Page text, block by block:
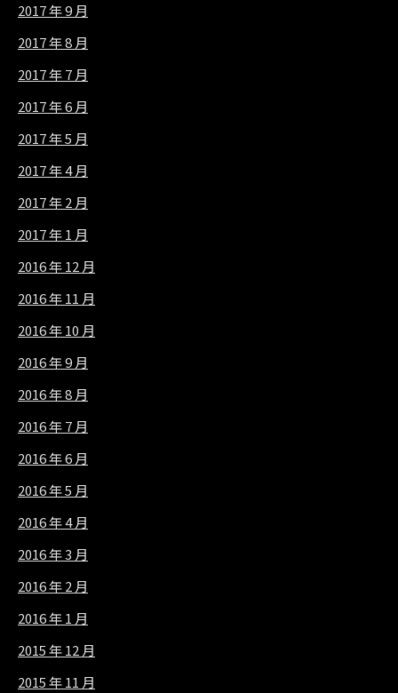
2017 年 9 月
2017 年 8 月
2017 年 7 月
2017 年 6 月
2017 年 5 月
2017 年 4 月
2017 年 2 月
2017 年 1 月
2016 年 12 月
2016 年 11 月
2016 年 10 月
2016 年 9 月
2016 年 8 月
2016 年 7 月
2016 年 6 月
2016 年 5 月
2016 年 4 月
2016 年 3 月
2016 年 2 月
2016 年 1 月
2015 年 12 月
2015 年 11 月